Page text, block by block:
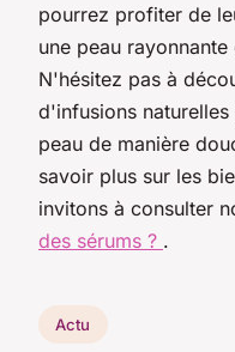
pourrez profiter de
une peau
N'hésitez pas à
d'infusions
peau de manière
savoir plus sur les
invitons à consulter
des sérums ? .
Actu